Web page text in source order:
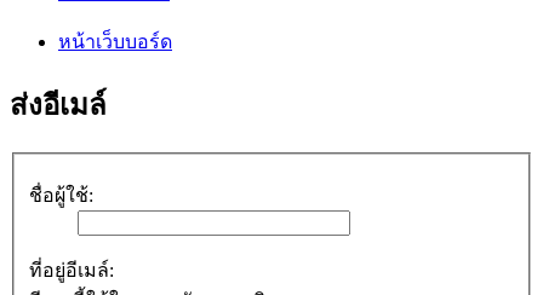
หน้าเว็บบอร์ด
ส่งอีเมล์
ชื่อผู้ใช้:
ที่อยู่อีเมล์: